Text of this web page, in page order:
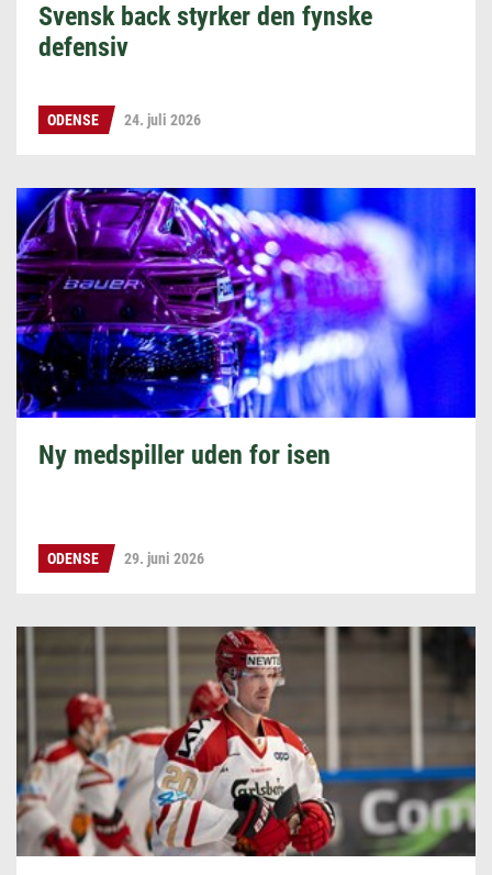
Svensk back styrker den fynske
defensiv
ODENSE 24. juli 2026
Ny medspiller uden for isen
ODENSE 29. juni 2026